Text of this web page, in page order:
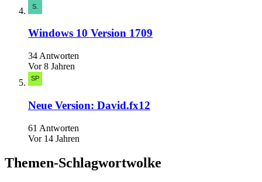
Windows 10 Version 1709
34 Antworten
Vor 8 Jahren
Neue Version: David.fx12
61 Antworten
Vor 14 Jahren
Themen-Schlagwortwolke